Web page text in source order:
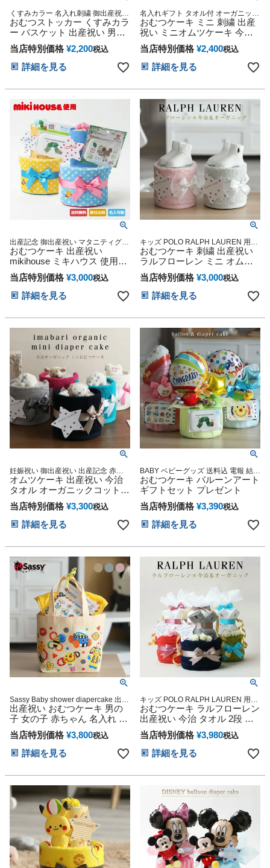
くすみカラー 名入れ刺繍 御出産祝い
誕生日祝い
おむつストッカー くすみカラ
ー バスケット 出産祝い 男の
子 女の子 おむつボックス 赤
ちゃん 名入れ刺繍 名前入り
ベビー 実用品 ボックス ケー
ス ストレージ
当店特別価格 ¥2,200税込
詳細を見る
名入れギフト タオル付 オーガニック
妊娠祝い 御出産祝い 出産記念 名入
れ刺繍 手作り ミニタオル ハンカチ
オーダーメイド ベビーグッズ プレゼ
ント
おむつケーキ ミニ 刺繍 出産
祝い ミニオムツケーキ 今治
タオル 可愛い 男の子 女の子
男女兼用 妊婦ママ オーガニ
ックタオル ダイパーケーキ
ギフトセット シンプル 赤ち
イビー クリスマス ハロウィ
ン バレンタイン 七五三 初節
句 子供の日 ギフトセット 人
気
当店特別価格 ¥2,400税込
詳細を見る
出産記念 御出産祝い マタニティグッ
ズ Baby shower マタニティ
おむつケーキ 出産祝い
mikihouse ミキハウス 使用
Sassy 2段
当店特別価格 ¥3,000税込
詳細を見る
キッズ POLO RALPH LAUREN 用品
マタニティ 送料無料 豪華 赤ちゃん
専門
おむつケーキ 刺繍 出産祝い
ラルフローレン ミニ オムツ
ケーキ POLO RALPH
LAUREN 今治タオル オーガ
ニック 可愛い 男の子 女の子
男女兼用 ベビー ソックス ダ
ウィン バレンタイン 七五三
初節句 子供の日 ギフトセッ
ト 人気 端午の節句 ひな祭り
当店特別価格 ¥3,000税込
詳細を見る
妊娠祝い 御出産祝い 出産記念 赤ち
ゃん ベビーシャワー プレゼント
オムツケーキ 出産祝い 今治
タオル オーガニックコットン
名前入り 日本製 おむつケー
キ ミニ imabaritowel 男の子
女の子 妊婦 ダイパーケーキ
思い出 赤ちゃん 子供 出産 ベ
タイン 七五三 初節句 子供の
日 ギフトセット 人気 端午の
節句 ひな祭り
当店特別価格 ¥3,300税込
詳細を見る
BABY ベビーグッズ 送料込 電報 結婚
誕生日 御出産祝い 妊娠祝い 出産記
念
おむつケーキ バルーンアート
ギフトセット プレゼント
当店特別価格 ¥3,390税込
詳細を見る
Sassy Baby shower diapercake 出産
記念 出産グッズ マタニティ 妊婦マ
マ 御出産祝い 妊娠祝い 誕生日祝い
ハーフバースデー
出産祝い おむつケーキ 男の
子 女の子 赤ちゃん 名入れ タ
オル Sassy サッシー名前入り
刺繍 おむつ7枚 流行 人気 可
愛い お洒落 トートバッグ ラ
ンチバッグ ショッピング ベ
当店特別価格 ¥3,800税込
詳細を見る
キッズ POLO RALPH LAUREN 用品
マタニティ 送料無料 豪華 赤ちゃん
専門
おむつケーキ ラルフローレン
出産祝い 今治 タオル 2段 男
の子 女の子 オーガニック コ
ットン ベビー ソックス 思い
出 赤ちゃん 子供 出産 マタニ
ティ マタニティフォト パパ
バレンタイン 七五三 初節句
子供の日 ギフトセット 人気
端午の節句 ひな祭り
当店特別価格 ¥3,980税込
詳細を見る